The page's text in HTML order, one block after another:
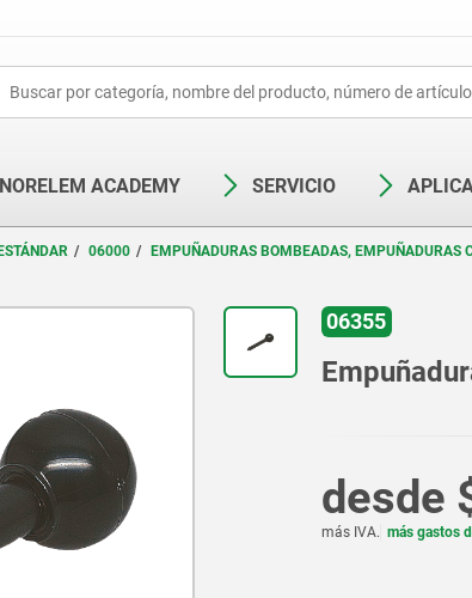
NORELEM ACADEMY SERVICIO
06000 EMPUÑADURAS BOMBEADAS, EMPUÑADURAS
06355
desde
más IVA. más gastos